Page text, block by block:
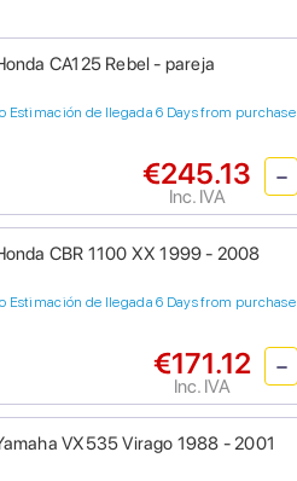
CA125 Rebel - pareja
Estimación de llegada 6 Days from purchase
€245.13
Inc. IVA
CBR 1100 XX 1999 - 2008
Estimación de llegada 6 Days from purchase
€171.12
Inc. IVA
VX535 Virago 1988 - 2001